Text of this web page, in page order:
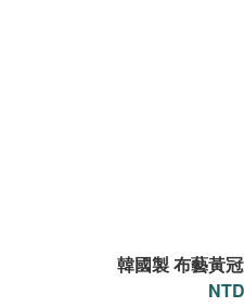
韓國製 布藝黃